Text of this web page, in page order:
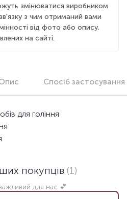
змінюватися виробником
з чим отриманий вами
від фото або опису,
на сайті.
Спосіб застосування
для гоління
покупців (1)
для нас 💕